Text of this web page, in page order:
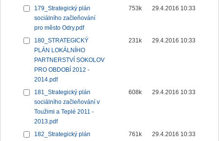
179_Strategický plán
sociálního začleňování
pro město Odry.pdf
753k 29.4.2016 10:33
180_STRATEGICKÝ
PLÁN LOKÁLNÍHO
PARTNERSTVÍ SOKOLOV
PRO OBDOBÍ 2012 -
2014.pdf
231k 29.4.2016 10:33
181_Strategický plán
sociálního začleňování v
Toužimi a Teplé 2011 -
2013.pdf
608k 29.4.2016 10:33
182_Strategický plán
761k 29.4.2016 10:33